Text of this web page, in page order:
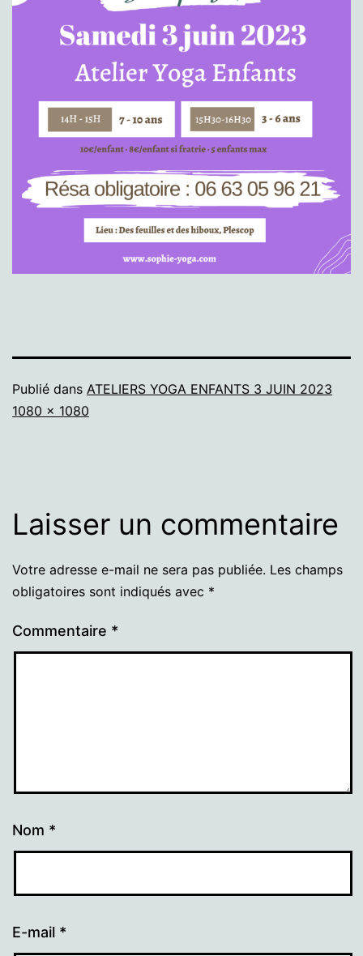
Publié dans ATELIERS YOGA ENFANTS 3 JUIN 2023
Taille
1080 × 1080
Laisser un commentaire
Votre adresse e-mail ne sera pas publiée. Les champs
obligatoires sont indiqués avec *
Commentaire *
Nom *
E-mail *